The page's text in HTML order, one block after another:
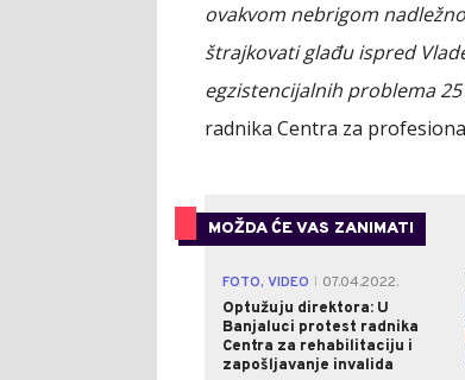
ovakvom nebrigom
štrajkovati glađu ispred
egzistencijalnih problema
radnika Centra za
MOŽDA ĆE VAS ZANIMATI
FOTO, VIDEO
07.04.2022.
Optužuju direktora: U
Banjaluci protest radnika
Centra za rehabilitaciju i
zapošljavanje invalida